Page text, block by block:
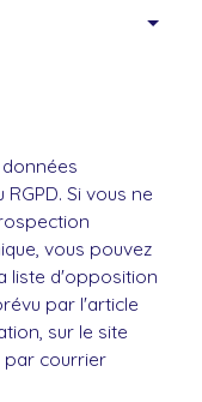
Si vous ne
vous pouvez
liste d'opposition
par l'article
sur le site
par courrier